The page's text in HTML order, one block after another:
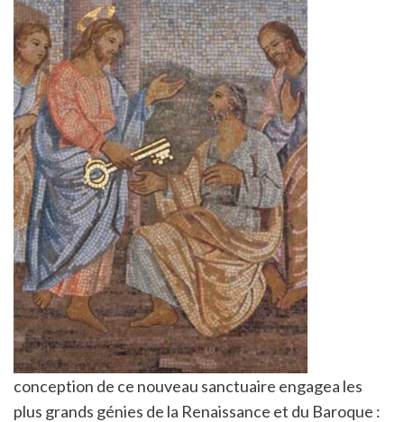
conception de ce nouveau sanctuaire engagea les
plus grands génies de la Renaissance et du Baroque :